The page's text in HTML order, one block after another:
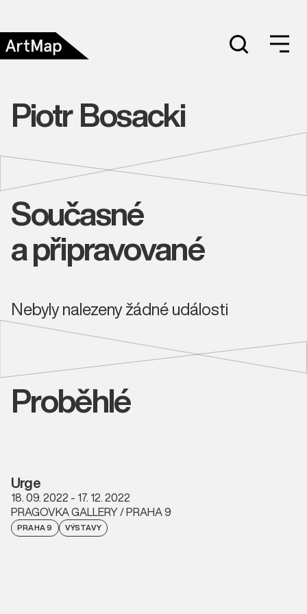
Piotr Bosacki
Současné
a připravované
Nebyly nalezeny žádné události
Proběhlé
Urge
18. 09. 2022 - 17. 12. 2022
PRAGOVKA GALLERY / PRAHA 9
PRAHA 9 VÝSTAVY